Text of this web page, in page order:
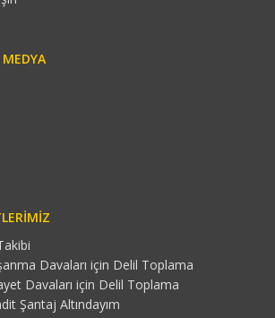
MEDYA
Davaları için Delil Toplama
Davaları için Delil Toplama
Şantaj Altındayım